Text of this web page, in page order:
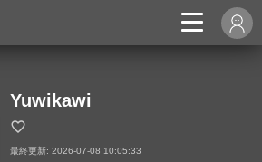
Yuwikawi
最終更新: 2026-07-08 10:05:33